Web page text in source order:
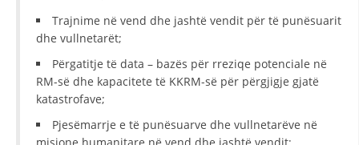
Trajnime në vend dhe jashtë vendit për të punësuarit
dhe vullnetarët;
Përgatitje të data – bazës për rreziqe potenciale në
RM-së dhe kapacitete të KKRM-së për përgjigje gjatë
katastrofave;
Pjesëmarrje e të punësuarve dhe vullnetarëve në